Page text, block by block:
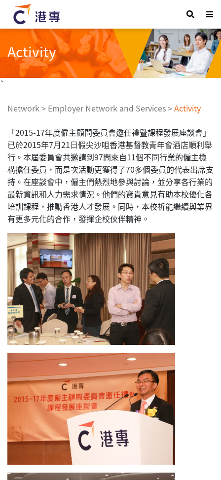
Activity
`
Network> Employer Network and Services>Activity
「2015-17年度僱主顧問委員會邀任禮暨課程發展座談會」
已於2015年7月21日假尖沙咀香港基督教青年會酒店順利舉
行。本屆委員會共邀請到97間來自11個不同行業的僱主機
構擔任委員，而是次活動更獲得了70多個委員的代表出席支
持。在座談會中，僱主們熱烈地參與討論，並分享各行業的
最新資訊和人力需求情況。他們的寶貴意見有助本校優化各
培訓課程，推動香港人才發展。同時，本校祈能繼續與業界
有更多元化的合作，發揮企校伙伴精神。